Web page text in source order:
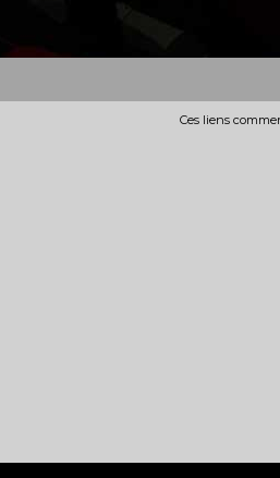
Ces liens